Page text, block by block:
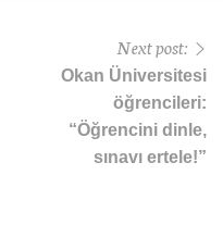
Next post:
Okan Üniversitesi
öğrencileri:
“Öğrencini dinle,
sınavı ertele!”